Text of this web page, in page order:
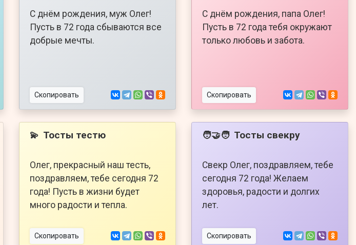
С днём рождения, муж Олег!
Пусть в 72 года сбываются все
добрые мечты.
Скопировать
С днём рождения, папа Олег!
Пусть в 72 года тебя окружают
только любовь и забота.
Скопировать
💫 Тосты тестю
Олег, прекрасный наш тесть,
поздравляем, тебе сегодня 72
года! Пусть в жизни будет
много радости и тепла.
Скопировать
🧑‍🤝‍🧑 Тосты свекру
Свекр Олег, поздравляем, тебе
сегодня 72 года! Желаем
здоровья, радости и долгих
лет.
Скопировать